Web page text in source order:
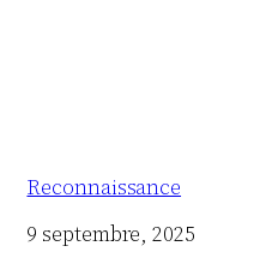
Reconnaissance
Date
9 septembre, 2025